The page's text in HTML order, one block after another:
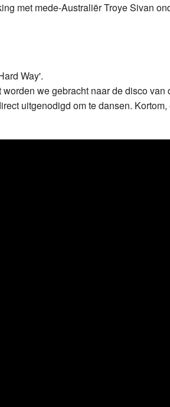
met mede-Australiër Troye Sivan
Way'.
we gebracht naar de disco van
uitgenodigd om te dansen. Kortom,